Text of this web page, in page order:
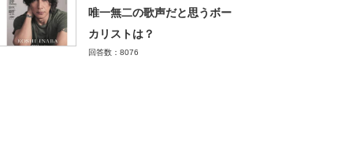
唯一無二の歌声だと思うボー
カリストは？
回答数：8076